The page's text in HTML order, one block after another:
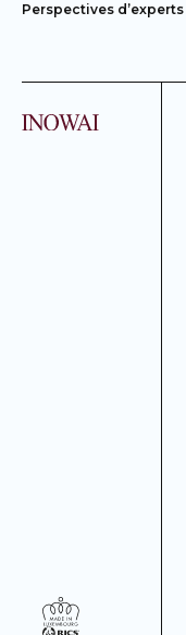
Perspectives d’experts